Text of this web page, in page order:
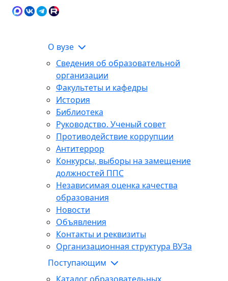
О вузе
Сведения об образовательной
организации
Факультеты и кафедры
История
Библиотека
Руководство. Ученый совет
Противодействие коррупции
Антитеррор
Конкурсы, выборы на замещение
должностей ППС
Независимая оценка качества
образования
Новости
Объявления
Контакты и реквизиты
Организационная структура ВУЗа
Поступающим